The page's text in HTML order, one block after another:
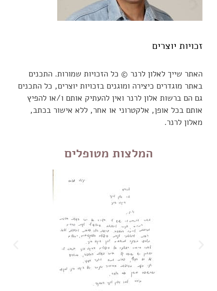
זכויות יוצרים
האתר שייך לאלון לרנר © כל הזכויות שמורות. התכנים
באתר מוגדרים כיצירה ומוגנים בזכויות יוצרים, כל התכנים
גם הם ברשות אלון לרנר ואין להעתיק אותם ו/או להפיץ
אותם בכל אופן, אלקטרוני או אחר, ללא אישור בכתב,
מאלון לרנר.
המלצות מטופלים